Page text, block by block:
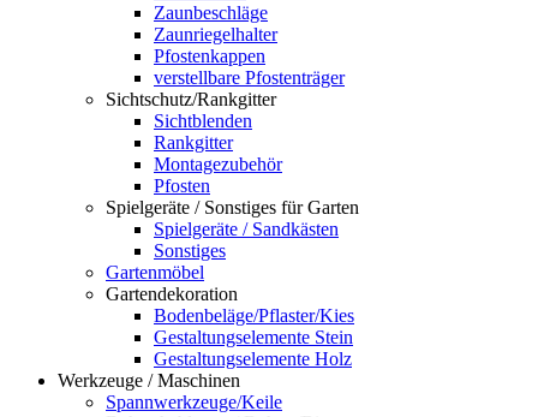
Zaunbeschläge
Zaunriegelhalter
Pfostenkappen
verstellbare Pfostenträger
Sichtschutz/Rankgitter
Sichtblenden
Rankgitter
Montagezubehör
Pfosten
Spielgeräte / Sonstiges für Garten
Spielgeräte / Sandkästen
Sonstiges
Gartenmöbel
Gartendekoration
Bodenbeläge/Pflaster/Kies
Gestaltungselemente Stein
Gestaltungselemente Holz
Werkzeuge / Maschinen
Spannwerkzeuge/Keile